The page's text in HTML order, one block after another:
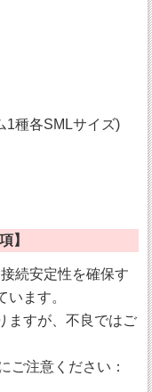
1種各SMLサイズ)
】
続安定性を確保す
ます。
ますが、不良ではご
ご注意ください：